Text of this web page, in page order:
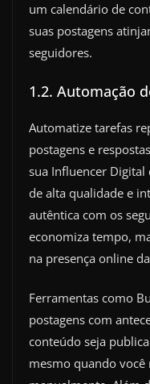
um calendário de
suas postagens
seguidores.
1.2. Automação
Automatize tarefas
postagens e
sua Influencer
de alta qualidade e
autêntica com os
economiza tempo,
na presença online
Ferramentas como
postagens com
conteúdo seja
mesmo quando